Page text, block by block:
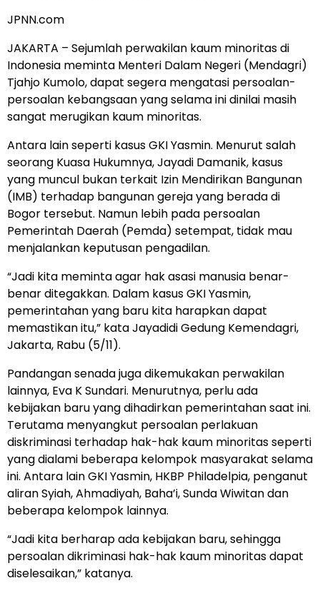
JPNN.com
JAKARTA – Sejumlah perwakilan kaum minoritas di
Indonesia meminta Menteri Dalam Negeri (Mendagri)
Tjahjo Kumolo, dapat segera mengatasi persoalan-
persoalan kebangsaan yang selama ini dinilai masih
sangat merugikan kaum minoritas.
Antara lain seperti kasus GKI Yasmin. Menurut salah
seorang Kuasa Hukumnya, Jayadi Damanik, kasus
yang muncul bukan terkait Izin Mendirikan Bangunan
(IMB) terhadap bangunan gereja yang berada di
Bogor tersebut. Namun lebih pada persoalan
Pemerintah Daerah (Pemda) setempat, tidak mau
menjalankan keputusan pengadilan.
“Jadi kita meminta agar hak asasi manusia benar-
benar ditegakkan. Dalam kasus GKI Yasmin,
pemerintahan yang baru kita harapkan dapat
memastikan itu,” kata Jayadidi Gedung Kemendagri,
Jakarta, Rabu (5/11).
Pandangan senada juga dikemukakan perwakilan
lainnya, Eva K Sundari. Menurutnya, perlu ada
kebijakan baru yang dihadirkan pemerintahan saat ini.
Terutama menyangkut persoalan perlakuan
diskriminasi terhadap hak-hak kaum minoritas seperti
yang dialami beberapa kelompok masyarakat selama
ini. Antara lain GKI Yasmin, HKBP Philadelpia, penganut
aliran Syiah, Ahmadiyah, Baha’i, Sunda Wiwitan dan
beberapa kelompok lainnya.
“Jadi kita berharap ada kebijakan baru, sehingga
persoalan dikriminasi hak-hak kaum minoritas dapat
diselesaikan,” katanya.